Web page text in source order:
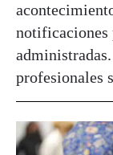
notificaciones
profesionales